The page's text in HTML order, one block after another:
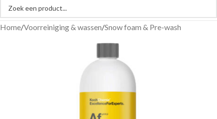
Home/Voorreiniging & wassen/Snow foam & Pre-wash